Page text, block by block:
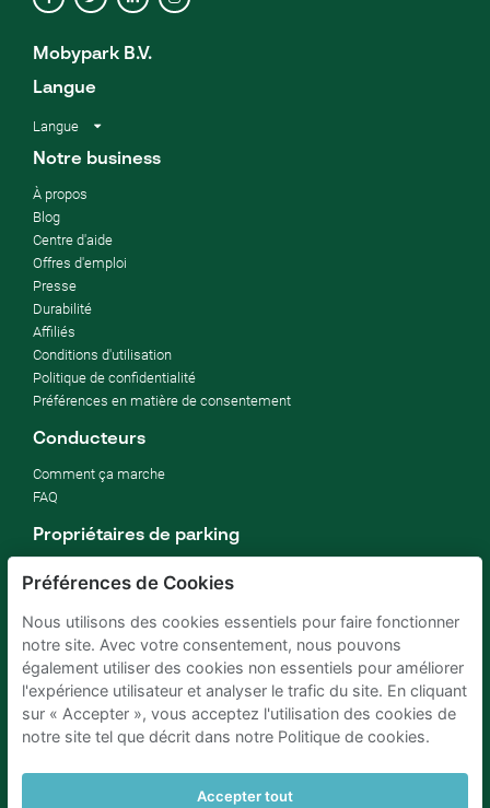
Préférences de Cookies
Nous utilisons des cookies essentiels pour faire fonctionner
notre site. Avec votre consentement, nous pouvons
également utiliser des cookies non essentiels pour améliorer
l'expérience utilisateur et analyser le trafic du site. En cliquant
sur « Accepter », vous acceptez l'utilisation des cookies de
notre site tel que décrit dans notre Politique de cookies.
Accepter tout
Mobypark B.V.
Langue
Langue
Notre business
À propos
Blog
Centre d'aide
Offres d'emploi
Presse
Durabilité
Affiliés
Conditions d'utilisation
Politique de confidentialité
Préférences en matière de consentement
Conducteurs
Comment ça marche
FAQ
Propriétaires de parking
rentabiliser un parking d'entreprise
Pour hôtels
Pour immobilier
Améliorez vos ODD (SDG)
Blog d'entreprise